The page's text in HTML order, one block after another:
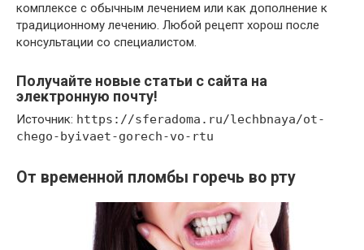
комплексе с обычным лечением или как дополнение к
традиционному лечению. Любой рецепт хорош после
консультации со специалистом.
Получайте новые статьи с сайта на
электронную почту!
Источник: https://sferadoma.ru/lechbnaya/ot-
chego-byivaet-gorech-vo-rtu
От временной пломбы горечь во рту